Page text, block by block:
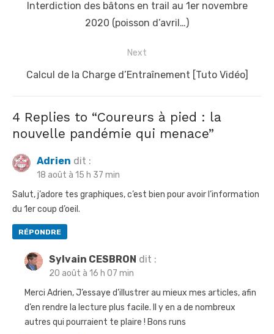
i
o
d
l
’
a
s
p
o
s
t
:
Interdiction des bâtons en trail au 1er novembre
2020 (poisson d’avril…)
Next
N
t
o
t
:
Calcul de la Charge d’Entraînement [Tuto Vidéo]
4 Replies to “Coureurs à pied : la
nouvelle pandémie qui menace”
Adrien dit :
18 août à 15 h 37 min
Salut, j’adore tes graphiques, c’est bien pour avoir l’information
du 1er coup d’oeil.
RÉPONDRE
Sylvain CESBRON dit :
20 août à 16 h 07 min
Merci Adrien, J’essaye d’illustrer au mieux mes articles, afin
d’en rendre la lecture plus facile. Il y en a de nombreux
autres qui pourraient te plaire ! Bons runs